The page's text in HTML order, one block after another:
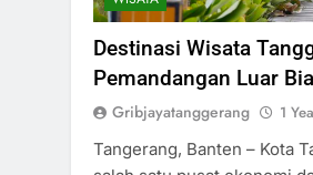
Destinasi Wisata
Pemandangan Luar
Gribjayatanggerang 1
Tangerang, Banten – Kota